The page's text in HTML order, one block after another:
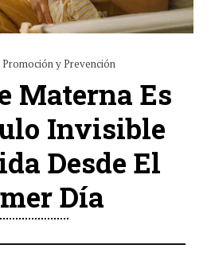
Promoción y Prevención
Materna Es
Invisible
Desde El
Día